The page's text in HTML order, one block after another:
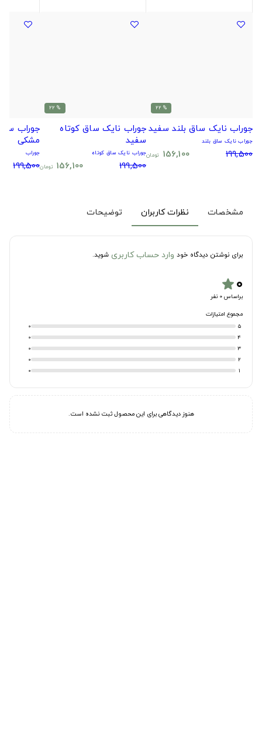
% 22
جوراب نایک ساق بلند سفید
جوراب نایک ساق بلند
199,500
156,100 تومان
% 22
جوراب نایک ساق کوتاه
سفید
جوراب نایک ساق کوتاه
199,500
156,100 تومان
جوراب
مشکی
جوراب
199,500
مشخصات نظرات کاربران توضیحات
برای نوشتن دیدگاه خود وارد حساب کاربری شوید.
۰star
براساس 0 نفر
مجموع امتیازات
5
0
4
0
3
0
2
0
1
0
هنوز دیدگاهی برای این محصول ثبت نشده است.